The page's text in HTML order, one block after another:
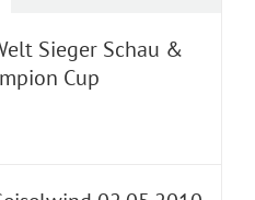
Sieger Schau &
Cup